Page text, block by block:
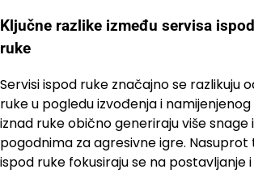
Ključne razlike između servisa
ruke
Servisi ispod ruke značajno se razlikuju
ruke u pogledu izvođenja i namijenjenog
iznad ruke obično generiraju više snage
pogodnima za agresivne igre. Nasuprot
ispod ruke fokusiraju se na postavljanje